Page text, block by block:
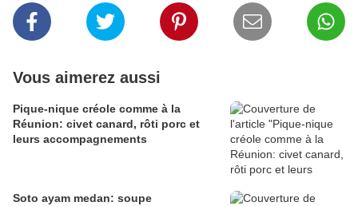
Vous aimerez aussi
Pique-nique créole comme à la
Réunion: civet canard, rôti porc et
leurs accompagnements
Soto ayam medan: soupe